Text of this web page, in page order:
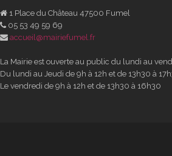
1 Place du Château 47500 Fumel
05 53 49 59 69
accueil@mairiefumel.fr
La Mairie est ouverte au public du lundi au
Du lundi au Jeudi de 9h à 12h et de 13h30 à
Le vendredi de 9h à 12h et de 13h30 à 16h30